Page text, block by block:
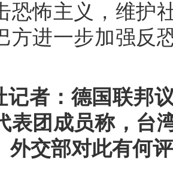
恐怖主义，维护
方进一步加强反
记者：德国联邦
表团成员称，台
外交部对此有何